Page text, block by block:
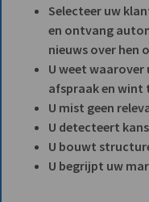
Selecteer uw
en ontvang
nieuws over hen
U weet
afspraak en wint
U mist geen
U detecteert
U bouwt
U begrijpt uw